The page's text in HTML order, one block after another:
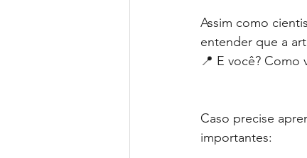
Assim como
entender que a
📍 E você? Como
Caso precise
importantes: